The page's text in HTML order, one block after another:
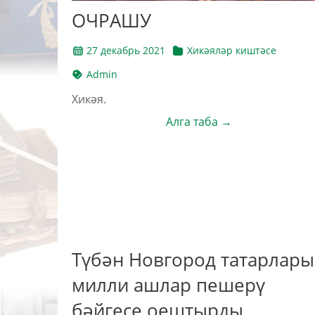
ОЧРАШУ
27 декабрь 2021
Хикәяләр киштәсе
Admin
Хикәя.
Алга таба →
Түбән Новгород татарлары
милли ашлар пешерү